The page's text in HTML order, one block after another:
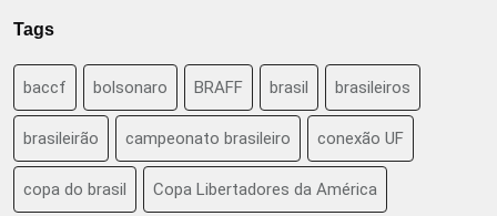
Tags
baccf bolsonaro BRAFF brasil brasileiros
brasileirão campeonato brasileiro conexão UF
copa do brasil Copa Libertadores da América